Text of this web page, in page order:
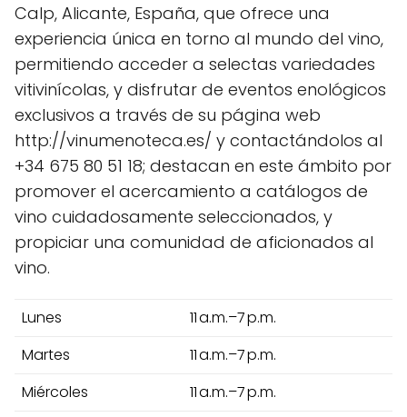
Calp, Alicante, España, que ofrece una
experiencia única en torno al mundo del vino,
permitiendo acceder a selectas variedades
vitivinícolas, y disfrutar de eventos enológicos
exclusivos a través de su página web
http://vinumenoteca.es/ y contactándolos al
+34 675 80 51 18; destacan en este ámbito por
promover el acercamiento a catálogos de
vino cuidadosamente seleccionados, y
propiciar una comunidad de aficionados al
vino.
Lunes
11 a.m.–7 p.m.
Martes
11 a.m.–7 p.m.
Miércoles
11 a.m.–7 p.m.